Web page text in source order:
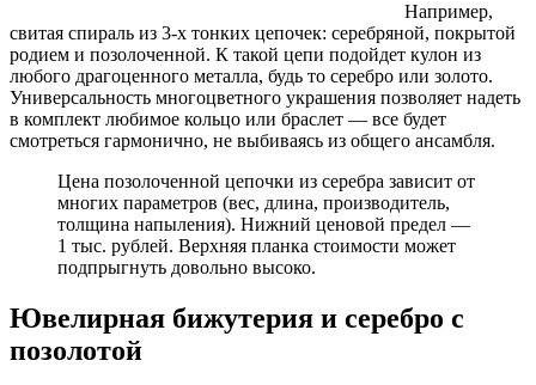
Например,
свитая спираль из 3-х тонких цепочек: серебряной, покрытой
родием и позолоченной. К такой цепи подойдет кулон из
любого драгоценного металла, будь то серебро или золото.
Универсальность многоцветного украшения позволяет надеть
в комплект любимое кольцо или браслет — все будет
смотреться гармонично, не выбиваясь из общего ансамбля.
Цена позолоченной цепочки из серебра зависит от
многих параметров (вес, длина, производитель,
толщина напыления). Нижний ценовой предел —
1 тыс. рублей. Верхняя планка стоимости может
подпрыгнуть довольно высоко.
Ювелирная бижутерия и серебро с
позолотой